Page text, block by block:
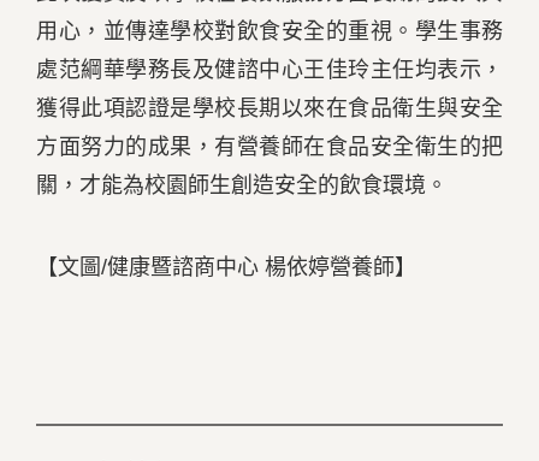
用心，並傳達學校對飲食安全的重視。學生事務
處范綱華學務長及健諮中心王佳玲主任均表示，
獲得此項認證是學校長期以來在食品衛生與安全
方面努力的成果，有營養師在食品安全衛生的把
關，才能為校園師生創造安全的飲食環境。
【文圖/健康暨諮商中心 楊依婷營養師】